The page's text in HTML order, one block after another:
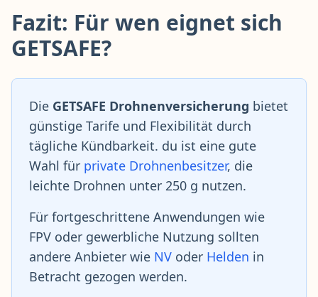
Fazit: Für wen eignet sich
GETSAFE?
Die GETSAFE Drohnenversicherung bietet
günstige Tarife und Flexibilität durch
tägliche Kündbarkeit. du ist eine gute
Wahl für private Drohnenbesitzer, die
leichte Drohnen unter 250 g nutzen.
Für fortgeschrittene Anwendungen wie
FPV oder gewerbliche Nutzung sollten
andere Anbieter wie NV oder Helden in
Betracht gezogen werden.